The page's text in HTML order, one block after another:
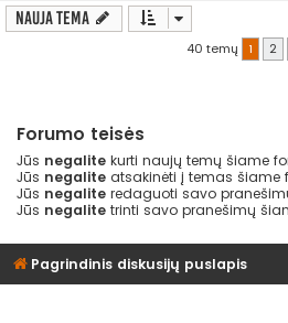
Nauja tema
40 temų 1 2
Forumo teisės
Jūs negalite kurti naujų temų šiame
Jūs negalite atsakinėti į temas šiame
Jūs negalite redaguoti savo
Jūs negalite trinti savo pranešimų
Pagrindinis diskusijų puslapis